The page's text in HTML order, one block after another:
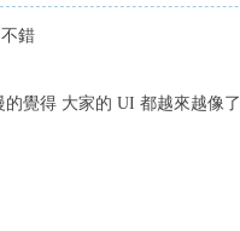
錯
的覺得 大家的 UI 都越來越像了